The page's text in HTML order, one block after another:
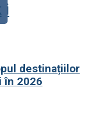
destinațiilor
în 2026